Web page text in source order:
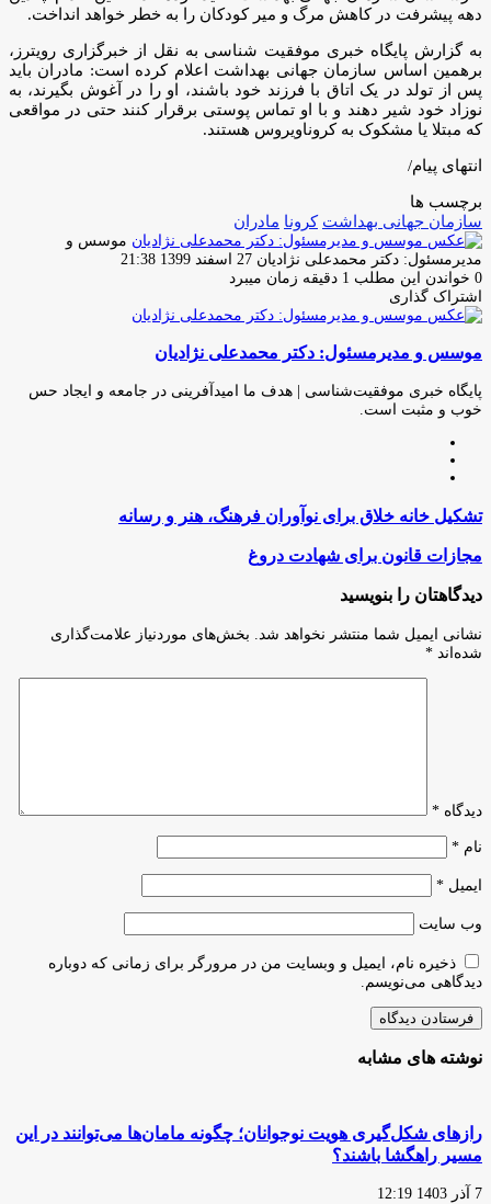
دهه پیشرفت در کاهش مرگ و میر کودکان را به خطر خواهد انداخت.
به گزارش پایگاه خبری موفقیت شناسی به نقل از خبرگزاری رویترز،
برهمین اساس سازمان جهانی بهداشت اعلام کرده است: مادران باید
پس از تولد در یک اتاق با فرزند خود باشند،‌ او را در آغوش بگیرند، به
نوزاد خود شیر دهند و با او تماس پوستی برقرار کنند حتی در مواقعی
که مبتلا یا مشکوک به کروناویروس هستند.
انتهای پیام/
برچسب ها
سازمان جهانی بهداشت کرونا مادران
موسس و
مدیرمسئول: دکتر محمدعلی نژادیان ارسال
ایمیل
27 اسفند 1399 21:38
0 خواندن این مطلب 1 دقیقه زمان میبرد
اشتراک گذاری
فیس
توئیتر
لینکدین
واتس
تلگرام
اشتراک
از
ایمیل
چاپ
موسس و مدیرمسئول: دکتر محمدعلی نژادیان
پایگاه خبری موفقیت‌شناسی | هدف ما امیدآفرینی در جامعه و ایجاد حس
خوب و مثبت است.
تشکیل
خلاق
برای
نوآوران
فرهنگ،
هنر
و
رسانه
تشکیل خانه خلاق برای نوآوران فرهنگ، هنر و رسانه
مجازات
برای
دروغ
مجازات قانون برای شهادت دروغ
دیدگاهتان را بنویسید
نشانی ایمیل شما منتشر نخواهد شد.
بخش‌های موردنیاز علامت‌گذاری
شده‌اند *
دیدگاه *
نام *
ایمیل *
وب‌ سایت
ذخیره نام، ایمیل و وبسایت من در مرورگر برای زمانی که دوباره
دیدگاهی می‌نویسم.
نوشته های مشابه
رازهای شکل‌گیری هویت نوجوانان؛ چگونه مامان‌ها می‌توانند در این
مسیر راهگشا باشند؟
7 آذر 1403 12:19